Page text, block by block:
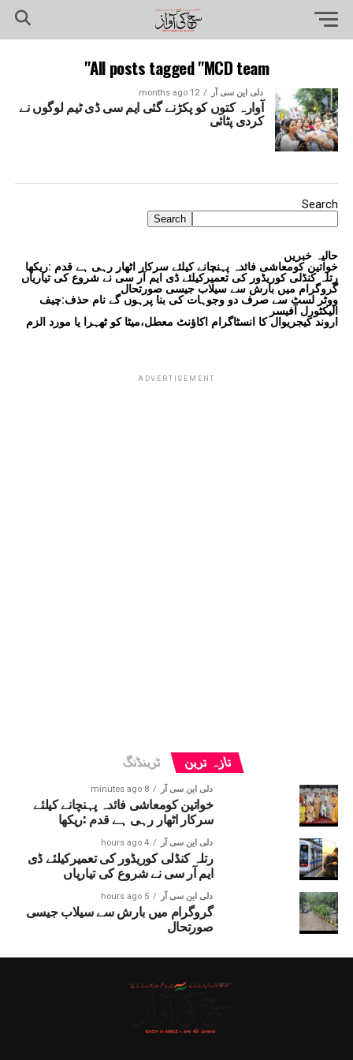
All posts tagged "MCD team"
دلی این سی آر 12 months ago
آوارہ کتوں کو پکڑنے گئی ایم سی ڈی ٹیم لوگوں نے
کردی پٹائی
Search
Search
حالیہ خبریں
خواتین کومعاشی فائدہ پہنچانے کیلئے سرکار اٹھار رہی ہے قدم :ریکھا
رتلہ کنڈلی کوریڈور کی تعمیرکیلئے ڈی ایم آر سی نے شروع کی تیاریاں
گروگرام میں بارش سے سیلاب جیسی صورتحال
ووٹر لسٹ سے صرف دو وجوہات کی بنا پرہوں گے نام حذف:چیف
الیکٹورل آفیسر
اروند کیجریوال کا انسٹاگرام اکاؤنٹ معطل،میٹا کو ٹھہرا یا مورد الزم
ADVERTISEMENT
تازہ ترین ٹرینڈنگ
دلی این سی آر 8 minutes ago
خواتین کومعاشی فائدہ پہنچانے کیلئے
سرکار اٹھار رہی ہے قدم :ریکھا
دلی این سی آر 4 hours ago
رتلہ کنڈلی کوریڈور کی تعمیرکیلئے ڈی
ایم آر سی نے شروع کی تیاریاں
دلی این سی آر 5 hours ago
گروگرام میں بارش سے سیلاب جیسی
صورتحال